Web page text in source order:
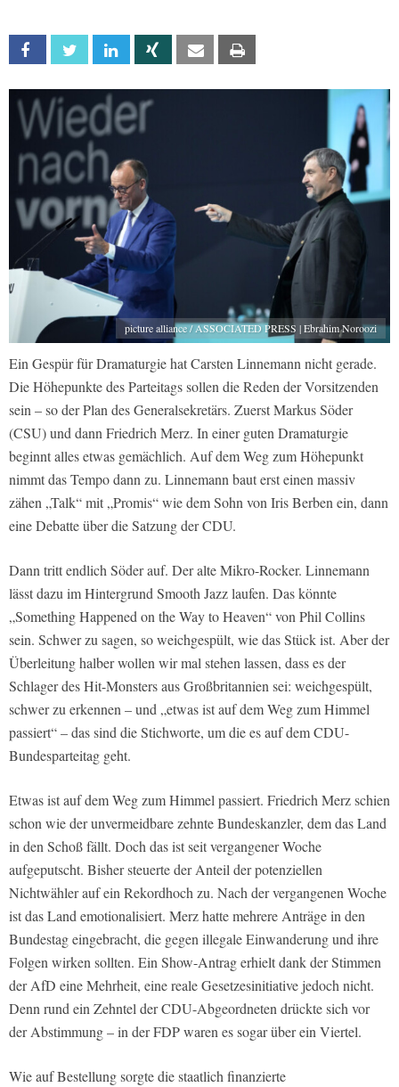
Facebook Twitter Linkedin Xing Email
picture alliance / ASSOCIATED PRESS | Ebrahim Noroozi
Ein Gespür für Dramaturgie hat Carsten Linnemann nicht gerade.
Die Höhepunkte des Parteitags sollen die Reden der Vorsitzenden
sein – so der Plan des Generalsekretärs. Zuerst Markus Söder
(CSU) und dann Friedrich Merz. In einer guten Dramaturgie
beginnt alles etwas gemächlich. Auf dem Weg zum Höhepunkt
nimmt das Tempo dann zu. Linnemann baut erst einen massiv
zähen „Talk“ mit „Promis“ wie dem Sohn von Iris Berben ein, dann
eine Debatte über die Satzung der CDU.
Dann tritt endlich Söder auf. Der alte Mikro-Rocker. Linnemann
lässt dazu im Hintergrund Smooth Jazz laufen. Das könnte
„Something Happened on the Way to Heaven“ von Phil Collins
sein. Schwer zu sagen, so weichgespült, wie das Stück ist. Aber der
Überleitung halber wollen wir mal stehen lassen, dass es der
Schlager des Hit-Monsters aus Großbritannien sei: weichgespült,
schwer zu erkennen – und „etwas ist auf dem Weg zum Himmel
passiert“ – das sind die Stichworte, um die es auf dem CDU-
Bundesparteitag geht.
Etwas ist auf dem Weg zum Himmel passiert. Friedrich Merz schien
schon wie der unvermeidbare zehnte Bundeskanzler, dem das Land
in den Schoß fällt. Doch das ist seit vergangener Woche
aufgeputscht. Bisher steuerte der Anteil der potenziellen
Nichtwähler auf ein Rekordhoch zu. Nach der vergangenen Woche
ist das Land emotionalisiert. Merz hatte mehrere Anträge in den
Bundestag eingebracht, die gegen illegale Einwanderung und ihre
Folgen wirken sollten. Ein Show-Antrag erhielt dank der Stimmen
der AfD eine Mehrheit, eine reale Gesetzesinitiative jedoch nicht.
Denn rund ein Zehntel der CDU-Abgeordneten drückte sich vor
der Abstimmung – in der FDP waren es sogar über ein Viertel.
Wie auf Bestellung sorgte die staatlich finanzierte